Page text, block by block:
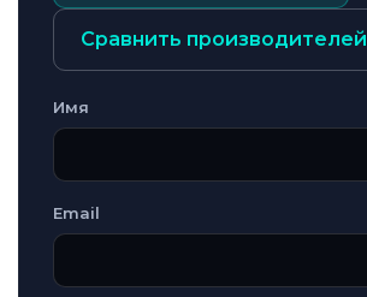
Сравнить производителей
Имя
Email